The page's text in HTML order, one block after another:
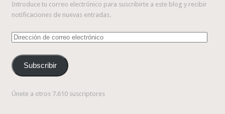
Introduce tu correo electrónico para suscribirte a este blog y recibir
notificaciones de nuevas entradas.
Dirección
correo
electrónico
Subscribir
Únete a otros 7.610 suscriptores